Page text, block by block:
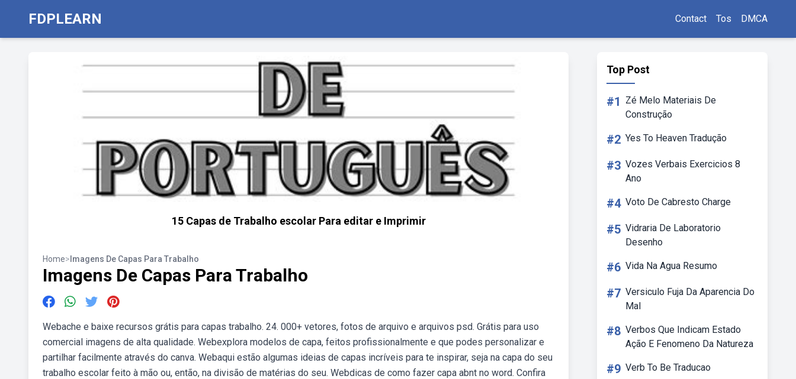
FDPLEARN Contact Tos DMCA
15 Capas de Trabalho escolar Para editar e Imprimir
Home> Imagens De Capas Para Trabalho
Imagens De Capas Para Trabalho
Webache e baixe recursos grátis para capas trabalho. 24. 000+ vetores, fotos de arquivo e arquivos psd. Grátis para uso
comercial imagens de alta qualidade. Webexplora modelos de capa, feitos profissionalmente e que podes personalizar e
partilhar facilmente através do canva. Webaqui estão algumas ideias de capas incríveis para te inspirar, seja na capa do seu
trabalho escolar feito à mão ou, então, na divisão de matérias do seu. Webdicas de como fazer capa abnt no word. Confira
Top Post
#1
Zé Melo Materiais De
Construção
#2 Yes To Heaven Tradução
#3 Vozes Verbais Exercicios 8
Ano
#4 Voto De Cabresto Charge
#5 Vidraria De Laboratorio
Desenho
#6 Vida Na Agua Resumo
#7 Versiculo Fuja Da Aparencia Do
Mal
#8 Verbos Que Indicam Estado
Ação E Fenomeno Da Natureza
#9 Verb To Be Traducao